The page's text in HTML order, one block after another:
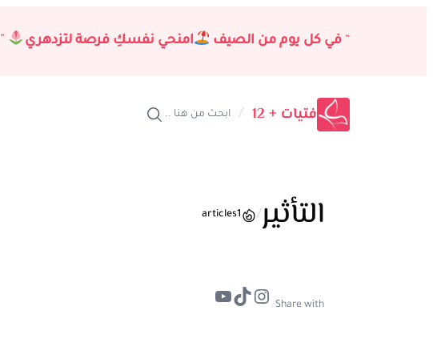
“ في كل يوم من الصيف امنحي نفسكِ فرصة لتزدهري ”
فتيات + 12 / ابحث من هنا ..
التأثير/
1
articles
Share with
/
إنستجرام
تيك توكيوتيوب